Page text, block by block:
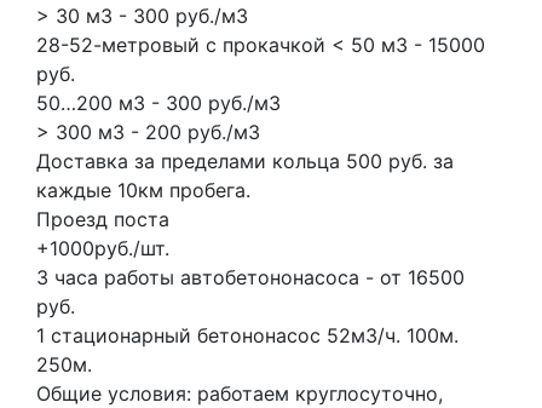
> 30 м3 - 300 руб./м3
28-52-метровый с прокачкой < 50 м3 - 15000
руб.
50…200 м3 - 300 руб./м3
> 300 м3 - 200 руб./м3
Доставка за пределами кольца 500 руб. за
каждые 10км пробега.
Проезд поста
+1000руб./шт.
3 часа работы автобетононасоса - от 16500
руб.
1 стационарный бетононасос 52м3/ч. 100м.
250м.
Общие условия: работаем круглосуточно,